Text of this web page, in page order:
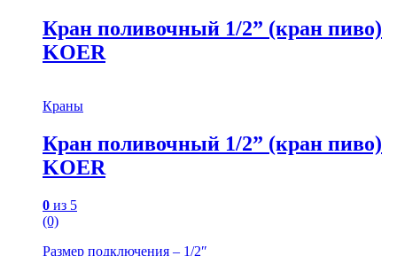
Кран поливочный 1/2” (кран пиво)
KOER
Краны
Кран поливочный 1/2” (кран пиво)
KOER
0 из 5
(0)
Размер подключения – 1/2″